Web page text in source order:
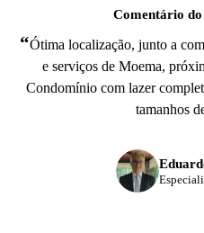
Comentário do
“Ótima localização, junto a
e serviços de Moema,
Condomínio com lazer
tamanhos